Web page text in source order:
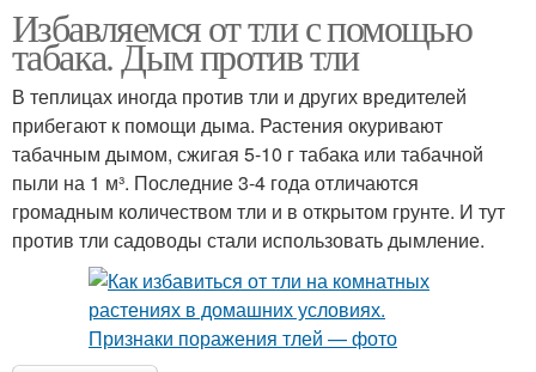
Избавляемся от тли с помощью
табака. Дым против тли
В теплицах иногда против тли и других вредителей
прибегают к помощи дыма. Растения окуривают
табачным дымом, сжигая 5-10 г табака или табачной
пыли на 1 м³. Последние 3-4 года отличаются
громадным количеством тли и в открытом грунте. И тут
против тли садоводы стали использовать дымление.